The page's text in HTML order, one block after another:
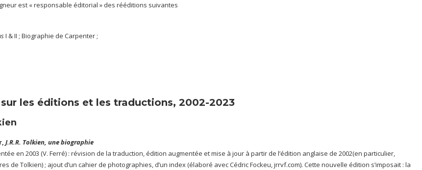
est « responsable éditorial » des rééditions suivantes
I & II ; Biographie de Carpenter ;
les éditions et les traductions, 2002-2023
J.R.R. Tolkien, une biographie
en 2003 (V. Ferré) : révision de la traduction, édition augmentée et mise à jour à partir de l’édition anglaise de 2002(en particulier,
de Tolkien) ; ajout d’un cahier de photographies, d’un index (élaboré avec Cédric Fockeu, jrrvf.com). Cette nouvelle édition s’imposait : la